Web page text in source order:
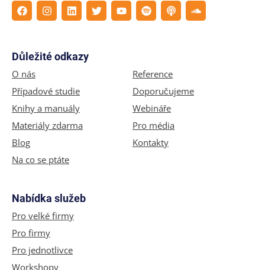
Důležité odkazy
O nás
Případové studie
Knihy a manuály
Materiály zdarma
Blog
Na co se ptáte
Reference
Doporučujeme
Webináře
Pro média
Kontakty
Nabídka služeb
Pro velké firmy
Pro firmy
Pro jednotlivce
Workshopy